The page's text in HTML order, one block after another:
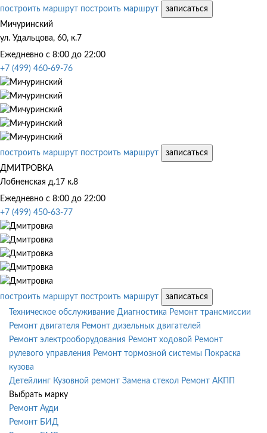
построить маршрут построить маршрут
записаться
Мичуринский
ул. Удальцова, 60, к.7
Ежедневно с 8:00 до 22:00
+7 (499) 460-69-76
построить маршрут построить маршрут
записаться
ДМИТРОВКА
Лобненская д.17 к.8
Ежедневно с 8:00 до 22:00
+7 (499) 450-63-77
построить маршрут построить маршрут
записаться
Техническое обслуживание Диагностика Ремонт трансмиссии
Ремонт двигателя Ремонт дизельных двигателей
Ремонт электрооборудования Ремонт ходовой Ремонт
рулевого управления Ремонт тормозной системы
Покраска
кузова
Детейлинг Кузовной ремонт Замена стекол Ремонт АКПП
Выбрать марку
Ремонт Ауди
Ремонт БИД